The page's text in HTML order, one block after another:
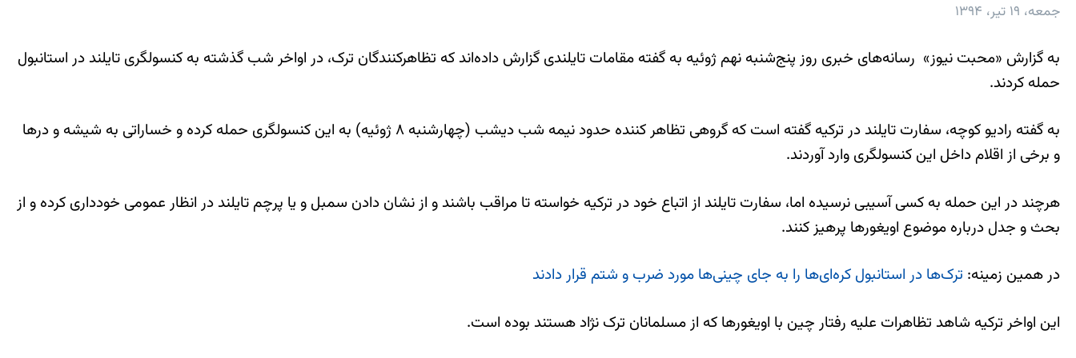
جمعه، ۱۹ تیر، ۱۳۹۴
به گزارش «محبت نیوز» رسانه‌های خبری روز پنج‌شنبه نهم ژوئیه به گفته مقامات تایلندی گزارش داده‌اند که تظاهرکنندگان ترک، در اواخر شب گذشته به کنسولگری تایلند در استانبول
حمله کردند.
به گفته رادیو کوچه، سفارت تایلند در ترکیه گفته است که گروهی تظاهر کننده حدود نیمه شب دیشب (چهارشنبه ۸ ژوئیه) به این کنسولگری حمله کرده و خساراتی به شیشه و درها
و برخی از اقلام داخل این کنسولگری وارد آوردند.
هرچند در این حمله به کسی آسیبی نرسیده اما، سفارت تایلند از اتباع خود در ترکیه خواسته تا مراقب باشند و از نشان دادن سمبل و یا پرچم تایلند در انظار عمومی خودداری کرده و از
بحث و جدل درباره موضوع اویغورها پرهیز کنند.
در همین زمینه: ترک‌ها در استانبول کره‌ای‌ها را به جای چینی‌ها مورد ضرب و شتم قرار دادند
این اواخر ترکیه شاهد تظاهرات علیه رفتار چین با اویغورها که از مسلمانان ترک نژاد هستند بوده است.